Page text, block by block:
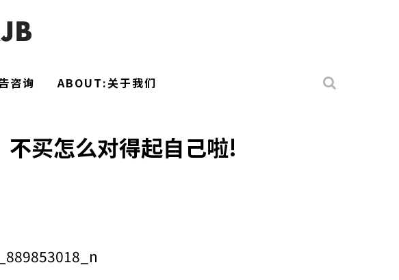
咨询 ABOUT:关于我们
买怎么对得起自己啦!